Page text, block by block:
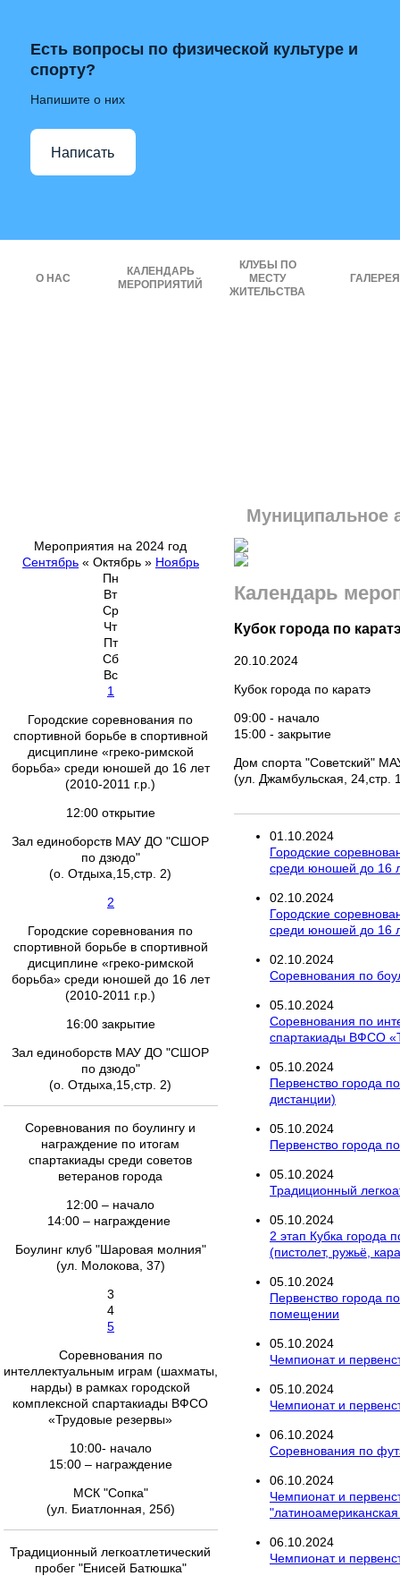
Есть вопросы по физической культуре и
спорту?
Напишите о них
Написать
О НАС
КАЛЕНДАРЬ
МЕРОПРИЯТИЙ
КЛУБЫ ПО
МЕСТУ
ЖИТЕЛЬСТВА
ГАЛЕРЕЯ
Муниципальное
Мероприятия на 2024 год
Сентябрь « Октябрь » Ноябрь
Пн
Вт
Ср
Чт
Пт
Сб
Вс
1
Городские соревнования по
спортивной борьбе в спортивной
дисциплине «греко-римской
борьба» среди юношей до 16 лет
(2010-2011 г.р.)
12:00 открытие
Зал единоборств МАУ ДО "СШОР
по дзюдо"
(о. Отдыха,15,стр. 2)
2
Городские соревнования по
спортивной борьбе в спортивной
дисциплине «греко-римской
борьба» среди юношей до 16 лет
(2010-2011 г.р.)
16:00 закрытие
Зал единоборств МАУ ДО "СШОР
по дзюдо"
(о. Отдыха,15,стр. 2)
Соревнования по боулингу и
награждение по итогам
спартакиады среди советов
ветеранов города
12:00 – начало
14:00 – награждение
Боулинг клуб "Шаровая молния"
(ул. Молокова, 37)
3
4
5
Соревнования по
интеллектуальным играм (шахматы,
нарды) в рамках городской
комплексной спартакиады ВФСО
«Трудовые резервы»
10:00- начало
15:00 – награждение
МСК "Сопка"
(ул. Биатлонная, 25б)
Традиционный легкоатлетический
пробег "Енисей Батюшка"
Календарь
Кубок города по
20.10.2024
Кубок города по каратэ
09:00 - начало
15:00 - закрытие
Дом спорта "Советский"
(ул. Джамбульская, 24,стр.
01.10.2024
Городские
среди юношей до 16
02.10.2024
Городские
среди юношей до 16
02.10.2024
Соревнования по
05.10.2024
Соревнования по
спартакиады ВФСО
05.10.2024
Первенство города
дистанции)
05.10.2024
Первенство города
05.10.2024
Традиционный
05.10.2024
2 этап Кубка города
(пистолет, ружьё,
05.10.2024
Первенство города
помещении
05.10.2024
Чемпионат и
05.10.2024
Чемпионат и
06.10.2024
Соревнования по
06.10.2024
Чемпионат и
06.10.2024
Чемпионат и